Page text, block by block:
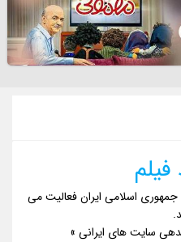
فیلم
جمهوری اسلامی ایران فعالیت می
سایت های ایرانی »